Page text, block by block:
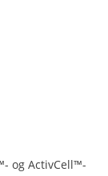
og ActivCell™-